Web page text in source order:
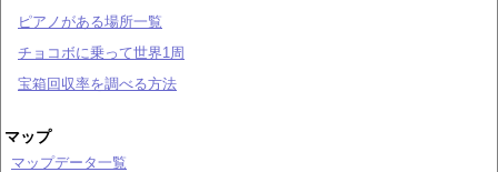
ピアノがある場所一覧
チョコボに乗って世界1周
宝箱回収率を調べる方法
マップ
マップデータ一覧